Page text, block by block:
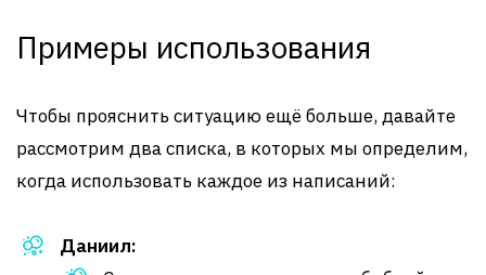
Примеры использования
Чтобы прояснить ситуацию ещё больше, давайте
рассмотрим два списка, в которых мы определим,
когда использовать каждое из написаний:
Даниил: